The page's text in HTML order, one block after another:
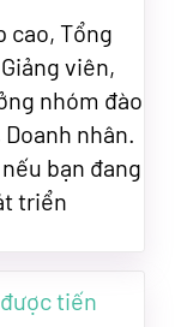
cao, Tổng
viên,
nhóm đào
nhân.
bạn đang
triển
tiến